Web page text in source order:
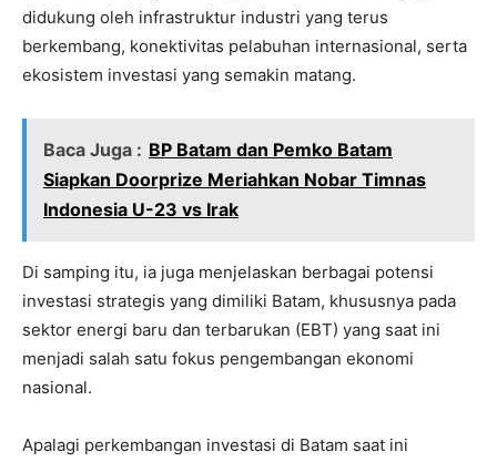
didukung oleh infrastruktur industri yang terus
berkembang, konektivitas pelabuhan internasional, serta
ekosistem investasi yang semakin matang.
Baca Juga : BP Batam dan Pemko Batam
Siapkan Doorprize Meriahkan Nobar Timnas
Indonesia U-23 vs Irak
Di samping itu, ia juga menjelaskan berbagai potensi
investasi strategis yang dimiliki Batam, khususnya pada
sektor energi baru dan terbarukan (EBT) yang saat ini
menjadi salah satu fokus pengembangan ekonomi
nasional.
Apalagi perkembangan investasi di Batam saat ini